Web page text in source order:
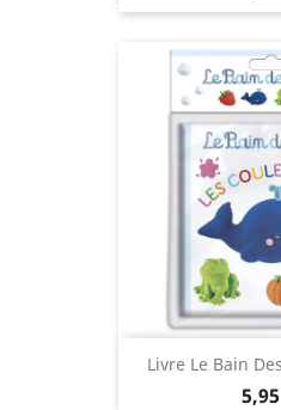
Livre Le Bain